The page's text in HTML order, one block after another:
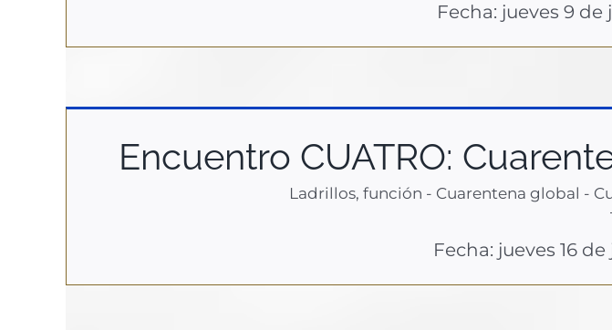
Fecha: jueves 9 de
Encuentro CUATRO:
Ladrillos, función - Cuarentena global -
Fecha: jueves 16 de